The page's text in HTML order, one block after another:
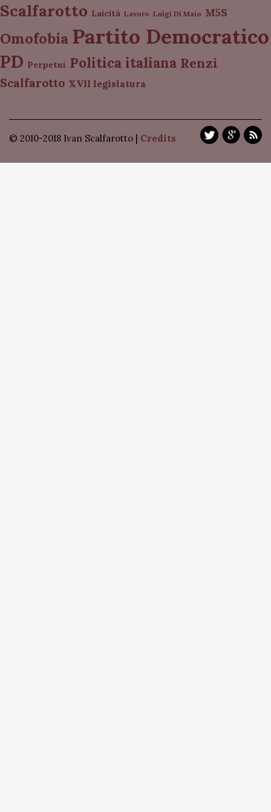
Scalfarotto Laicità Lavoro Luigi Di Maio M5S
Omofobia Partito Democratico
PD Perpetui Politica italiana Renzi
Scalfarotto XVII legislatura
© 2010-2018 Ivan Scalfarotto | Credits